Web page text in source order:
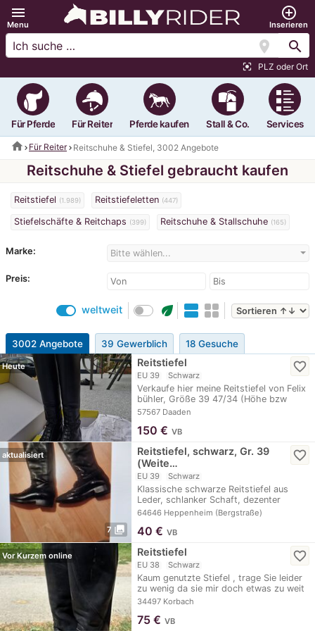
menu
Menu
add_circle_outline
Inserieren
location_on search
center_focus_strong PLZ oder Ort
Für Pferde Für Reiter Pferde kaufen Stall & Co. Services
home Für Reiter Reitschuhe & Stiefel, 3002 Angebote
Reitschuhe & Stiefel gebraucht kaufen
Reitstiefel (1.989) Reitstiefeletten (447)
Stiefelschäfte & Reitchaps (399) Reitschuhe & Stallschuhe (165)
Marke: Bitte wählen...
Preis:
weltweit eco
3002 Angebote 39 Gewerblich 18 Gesuche
Heute Reitstiefel
EU 39 Schwarz
Verkaufe hier meine Reitstiefel von Felix
bühler, Größe 39 47/34 (Höhe bzw
Weite…
57567 Daaden
favorite_border
150 € VB
7 photo_library
aktualisiert
Reitstiefel, schwarz, Gr. 39
(Weite…
EU 39 Schwarz
Klassische schwarze Reitstiefel aus
Leder, schlanker Schaft, dezenter
Absatz.…
64646 Heppenheim (Bergstraße)
favorite_border
40 € VB
Vor Kurzem online Reitstiefel
EU 38 Schwarz
Kaum genutzte Stiefel , trage Sie leider
zu wenig da sie mir doch etwas zu weit
sind ,…
34497 Korbach
favorite_border
75 € VB